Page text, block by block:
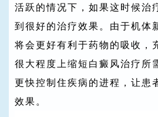
活跃的情况下，如果这时候治
到很好的治疗效果。由于机体
将会更好有利于药物的吸收，
很大程度上缩短白癜风治疗所
更快控制住疾病的进程，让患
效果。